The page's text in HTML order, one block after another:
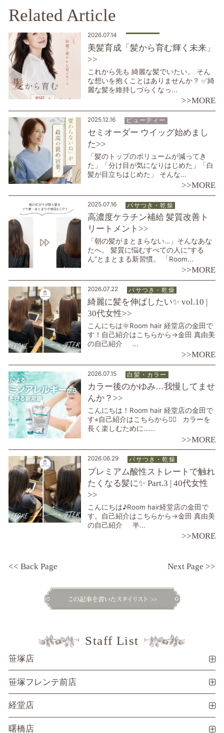
Related Article
2026.07.14
美髪育成「髪から育む輝く未来」
>>
これから先も 綺麗な髪でいたい。 そん
な想いを抱くことはありませんか？ ✅綺
麗な髪を維持しづらくなっ...
>>MORE
2025.12.16 ビューティー
セミオーダー ウイッグ始めまし
た>>
「髪のトップのボリュームが減ってき
た」「分け目が気になりはじめた」「白
髪が目立ちはじめた」 そんな...
>>MORE
2025.07.16 パサつき・乾燥
高濃度ケラチン補給 髪質改善ト
リートメント>>
「朝の髪がまとまらない…」そんなあな
たへ。 髪質に悩むすべての人に“する
ん”とまとまる新習慣。 「Room...
>>MORE
2026.07.22 パサつき・乾燥
綺麗に髪を伸ばしたい✨ vol.10 |
30代女性>>
こんにちは🌞Room hair 経堂店の金田で
す！自己紹介はこちらから→金田 真由美
の自己紹介 ...
>>MORE
2026.07.15 白髪・カラー
カラー後のかゆみ…我慢してませ
んか？>>
こんにちは！Room hair 経堂店の金田で
す⭐︎自己紹介はこちらから💁‍♀️ カラーを
長く楽しむために…...
>>MORE
2026.06.29 パサつき・乾燥
プレミアム酸性ストレートで触れ
たくなる髪に✨ Part.3 | 40代女性
>>
こんにちは♪Room hair経堂店の金田で
す。自己紹介はこちらから→金田 真由美
の自己紹介 半...
>>MORE
<< Back Page Next Page >>
Staff List
笹塚店
笹塚フレンテ前店
経堂店
曙橋店